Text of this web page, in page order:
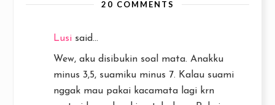
20 COMMENTS
Lusi said...
Wew, aku disibukin soal mata. Anakku
minus 3,5, suamiku minus 7. Kalau suami
nggak mau pakai kacamata lagi krn